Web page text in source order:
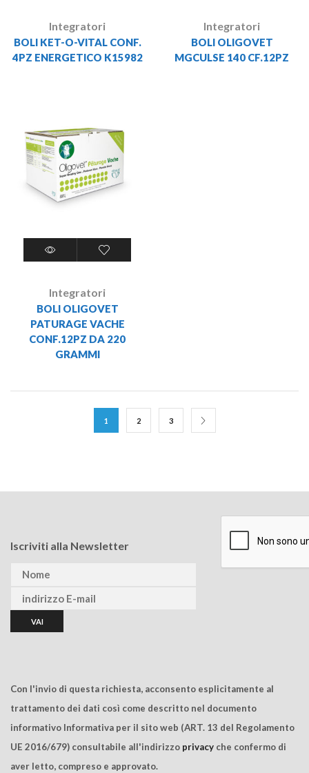
Integratori
BOLI KET-O-VITAL CONF.
4PZ ENERGETICO K15982
Integratori
BOLI OLIGOVET
MGCULSE 140 CF.12PZ
Integratori
BOLI OLIGOVET
PATURAGE VACHE
CONF.12PZ DA 220
GRAMMI
1 2 3
Iscriviti alla Newsletter
Con l'invio di questa richiesta, acconsento esplicitamente al
trattamento dei dati così come descritto nel documento
informativo Informativa per il sito web (ART. 13 del Regolamento
UE 2016/679) consultabile all'indirizzo privacy che confermo di
aver letto, compreso e approvato.